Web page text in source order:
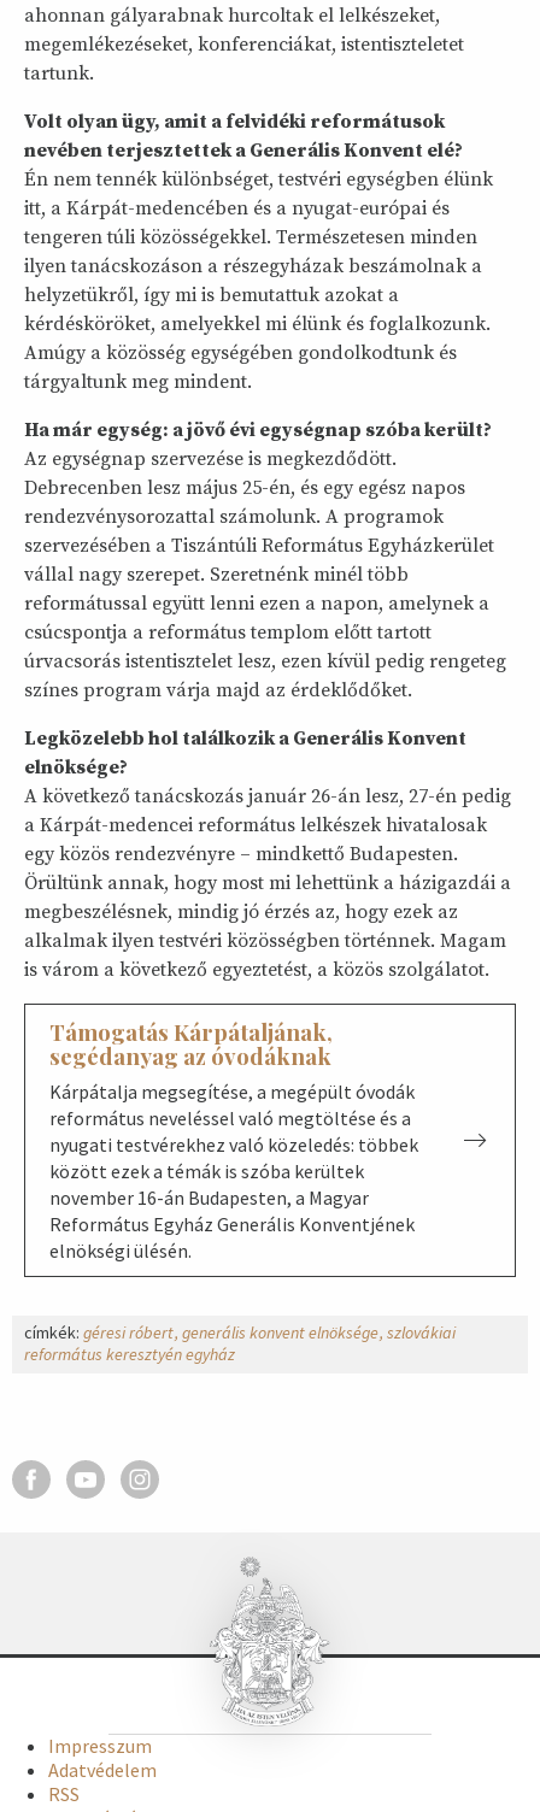
ahonnan gályarabnak hurcoltak el lelkészeket,
megemlékezéseket, konferenciákat, istentiszteletet
tartunk.
Volt olyan ügy, amit a felvidéki reformátusok
nevében terjesztettek a Generális Konvent elé?
Én nem tennék különbséget, testvéri egységben élünk
itt, a Kárpát-medencében és a nyugat-európai és
tengeren túli közösségekkel. Természetesen minden
ilyen tanácskozáson a részegyházak beszámolnak a
helyzetükről, így mi is bemutattuk azokat a
kérdésköröket, amelyekkel mi élünk és foglalkozunk.
Amúgy a közösség egységében gondolkodtunk és
tárgyaltunk meg mindent.
Ha már egység: a jövő évi egységnap szóba került?
Az egységnap szervezése is megkezdődött.
Debrecenben lesz május 25-én, és egy egész napos
rendezvénysorozattal számolunk. A programok
szervezésében a Tiszántúli Református Egyházkerület
vállal nagy szerepet. Szeretnénk minél több
reformátussal együtt lenni ezen a napon, amelynek a
csúcspontja a református templom előtt tartott
úrvacsorás istentisztelet lesz, ezen kívül pedig rengeteg
színes program várja majd az érdeklődőket.
Legközelebb hol találkozik a Generális Konvent
elnöksége?
A következő tanácskozás január 26-án lesz, 27-én pedig
a Kárpát-medencei református lelkészek hivatalosak
egy közös rendezvényre – mindkettő Budapesten.
Örültünk annak, hogy most mi lehettünk a házigazdái a
megbeszélésnek, mindig jó érzés az, hogy ezek az
alkalmak ilyen testvéri közösségben történnek. Magam
is várom a következő egyeztetést, a közös szolgálatot.
Támogatás Kárpátaljának,
segédanyag az óvodáknak
Kárpátalja megsegítése, a megépült óvodák
református neveléssel való megtöltése és a
nyugati testvérekhez való közeledés: többek
között ezek a témák is szóba kerültek
november 16-án Budapesten, a Magyar
Református Egyház Generális Konventjének
elnökségi ülésén.
címkék: géresi róbert generális konvent elnöksége szlovákiai
református keresztyén egyház
Impresszum
Adatvédelem
RSS